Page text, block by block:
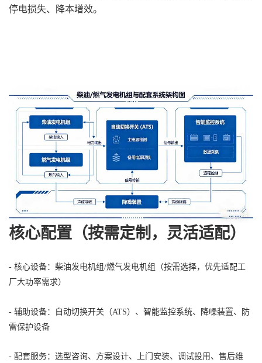
停电损失、降本增效。
核心配置（按需定制，灵活适配）
- 核心设备：柴油发电机组/燃气发电机组（按需选择，优先适配工
厂大功率需求）
- 辅助设备：自动切换开关（ATS）、智能监控系统、降噪装置、防
雷保护设备
- 配套服务：选型咨询、方案设计、上门安装、调试投用、售后维